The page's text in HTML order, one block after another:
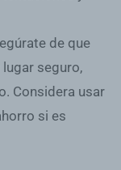
de que
seguro,
Considera usar
si es